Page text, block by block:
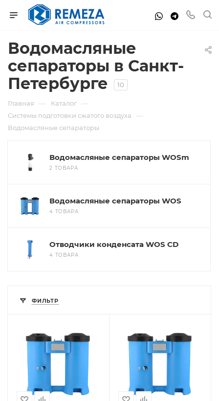
Водомасляные
сепараторы в Санкт-
Петербурге
10
Главная — Каталог —
Системы подготовки сжатого воздуха —
Водомасляные сепараторы
Водомасляные сепараторы WOSm
2 ТОВАРА
Водомасляные сепараторы WOS
4 ТОВАРА
Отводчики конденсата WOS CD
4 ТОВАРА
ФИЛЬТР